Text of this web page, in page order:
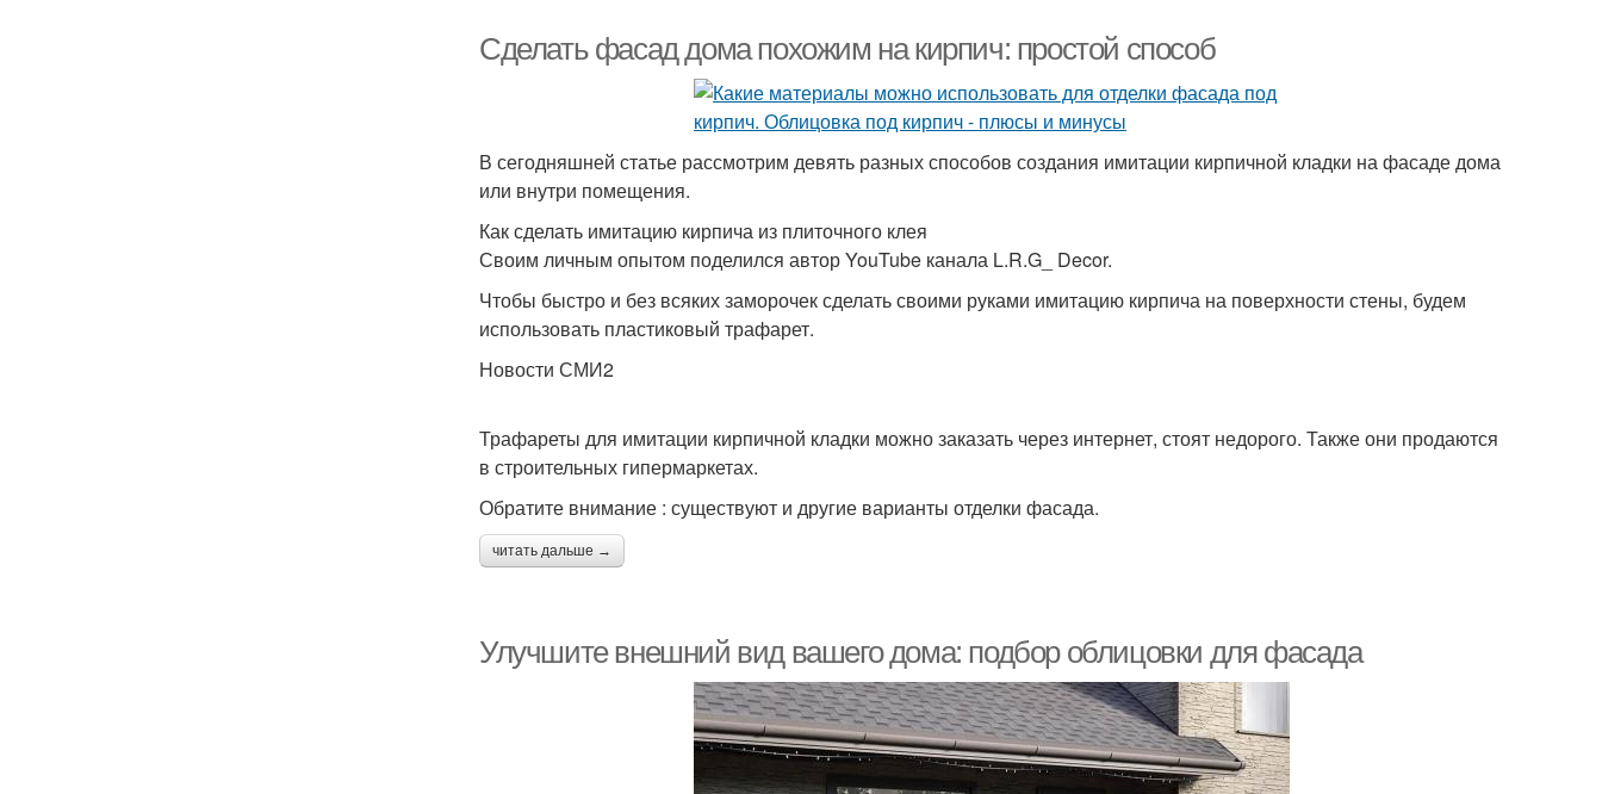
Сделать фасад дома похожим на кирпич: простой способ
В сегодняшней статье рассмотрим девять разных способов создания имитации кирпичной кладки на фасаде дома
или внутри помещения.
Как сделать имитацию кирпича из плиточного клея
Своим личным опытом поделился автор YouTube канала L.R.G_ Decor.
Чтобы быстро и без всяких заморочек сделать своими руками имитацию кирпича на поверхности стены, будем
использовать пластиковый трафарет.
Новости СМИ2
Трафареты для имитации кирпичной кладки можно заказать через интернет, стоят недорого. Также они продаются
в строительных гипермаркетах.
Обратите внимание : существуют и другие варианты отделки фасада.
читать дальше →
Улучшите внешний вид вашего дома: подбор облицовки для фасада